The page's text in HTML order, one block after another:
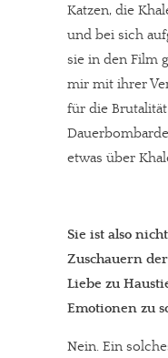
Katzen, die
und bei sich
sie in den Film
mir mit ihrer
für die
etwas über
Sie ist also
Zuschauern
Liebe zu
Emotionen zu
Nein. Ein